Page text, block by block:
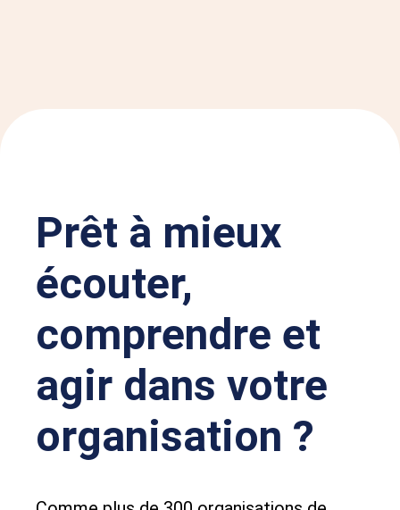
Prêt à mieux
écouter,
comprendre et
agir dans votre
organisation ?